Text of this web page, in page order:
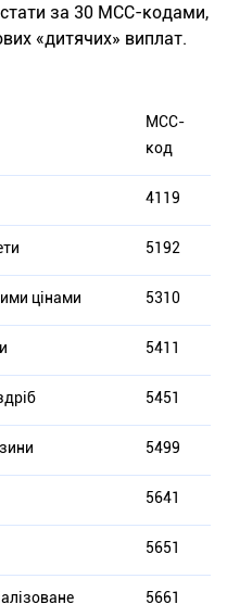
за 30 МСС-кодами,
«дитячих» виплат.
МСС-
код
4119
5192
цінами 5310
5411
5451
5499
5641
5651
5661